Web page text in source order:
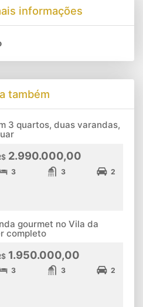
informações
também
3 quartos, duas varandas,
2.990.000,00
3 3 2
gourmet no Vila da
completo
1.950.000,00
3 3 2